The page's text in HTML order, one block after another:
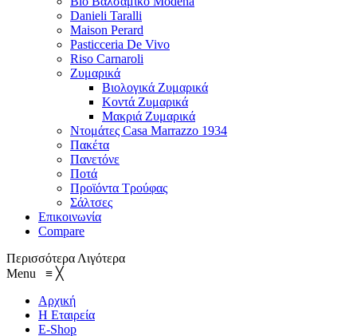
Danieli Taralli
Maison Perard
Pasticceria De Vivo
Riso Carnaroli
Ζυμαρικά
Βιολογικά Ζυμαρικά
Κοντά Ζυμαρικά
Μακριά Ζυμαρικά
Ντομάτες Casa Marrazzo 1934
Πακέτα
Πανετόνε
Ποτά
Προϊόντα Τρούφας
Σάλτσες
Επικοινωνία
Compare
ΠερισσότεραΛιγότερα
Menu ≡ ╳
Αρχική
Η Εταιρεία
E-Shop